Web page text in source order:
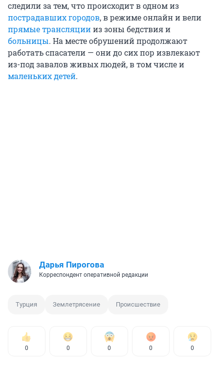
следили за тем, что происходит в одном из
пострадавших городов, в режиме онлайн и вели
прямые трансляциииз зоны бедствия и
больницы. На месте обрушений продолжают
работать спасатели — они до сих пор извлекают
из-под завалов живых людей, в том числе и
маленьких детей.
Дарья Пирогова
Корреспондент оперативной редакции
Турция Землетрясение Происшествие
0 0 0 0 0